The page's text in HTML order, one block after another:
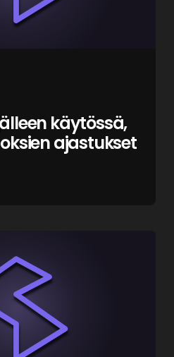
käytössä,
ajastukset